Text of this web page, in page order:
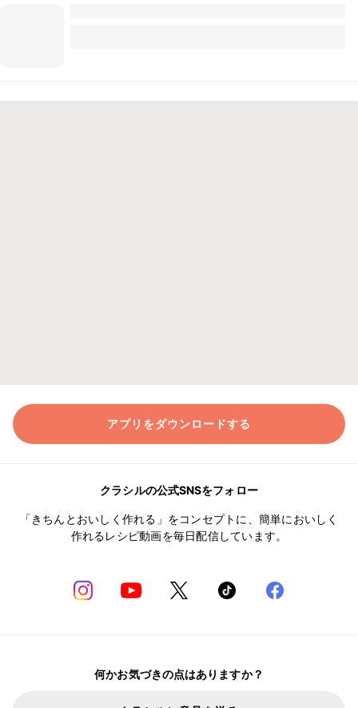
アプリをダウンロードする
クラシルの公式SNSをフォロー
「きちんとおいしく作れる」をコンセプトに、簡単においしく
作れるレシピ動画を毎日配信しています。
何かお気づきの点はありますか？